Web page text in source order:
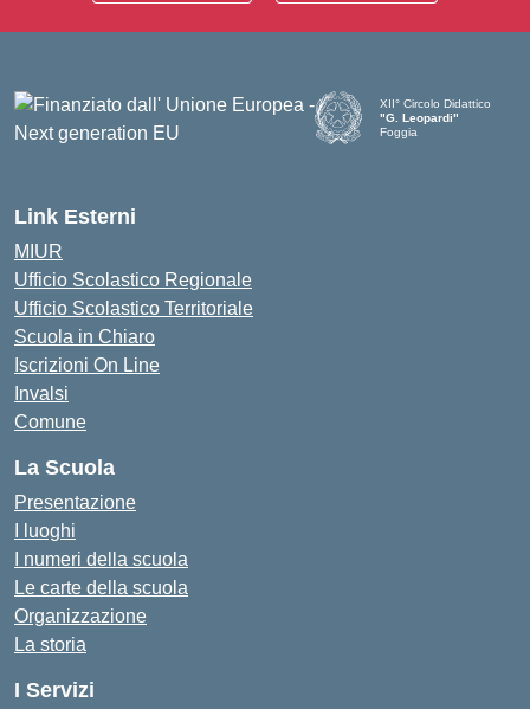
XII° Circolo Didattico
"G. Leopardi"
Foggia
Link Esterni
MIUR
Ufficio Scolastico Regionale
Ufficio Scolastico Territoriale
Scuola in Chiaro
Iscrizioni On Line
Invalsi
Comune
La Scuola
Presentazione
I luoghi
I numeri della scuola
Le carte della scuola
Organizzazione
La storia
I Servizi